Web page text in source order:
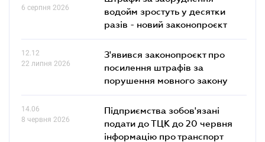
6 серпня 2026
водойм зростуть у десятки
разів - новий законопроєкт
12.12
22 липня 2026
З'явився законопроєкт про
посилення штрафів за
порушення мовного закону
14.06
8 червня 2026
Підприємства зобов'язані
подати до ТЦК до 20 червня
інформацію про транспорт